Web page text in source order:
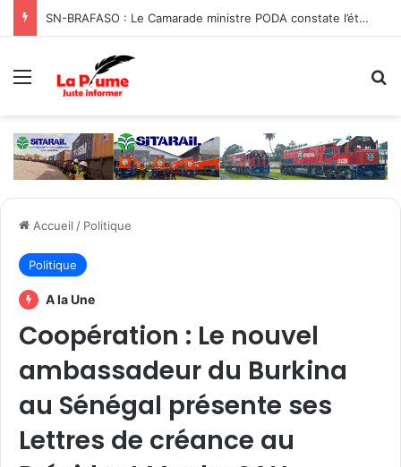
SN-BRAFASO : Le Camarade ministre PODA constate l’état des travaux du canal d’évacuation des eaux
Menu
Accueil / Politique
Politique
A la Une
Coopération : Le nouvel
ambassadeur du Burkina
au Sénégal présente ses
Lettres de créance au